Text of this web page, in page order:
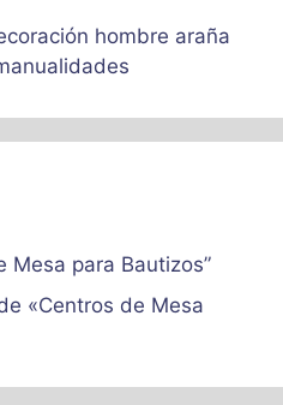
hombre araña
Mesa para Bautizos”
«Centros de Mesa